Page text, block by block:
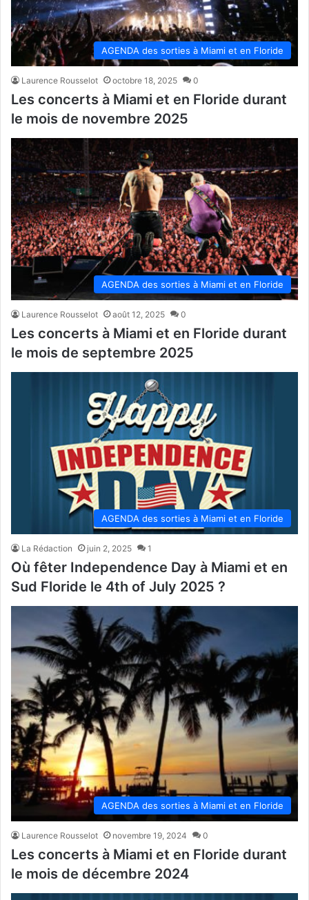
AGENDA des sorties à Miami et en Floride
Laurence Rousselot octobre 18, 2025 0
Les concerts à Miami et en Floride durant
le mois de novembre 2025
AGENDA des sorties à Miami et en Floride
Laurence Rousselot août 12, 2025 0
Les concerts à Miami et en Floride durant
le mois de septembre 2025
AGENDA des sorties à Miami et en Floride
La Rédaction juin 2, 2025 1
Où fêter Independence Day à Miami et en
Sud Floride le 4th of July 2025 ?
AGENDA des sorties à Miami et en Floride
Laurence Rousselot novembre 19, 2024 0
Les concerts à Miami et en Floride durant
le mois de décembre 2024